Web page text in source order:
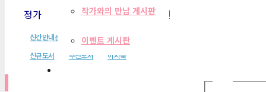
작가와의 만남 게시판
이벤트 게시판
정가
13,000원
신간안내문
신규도서
추천도서 이지북